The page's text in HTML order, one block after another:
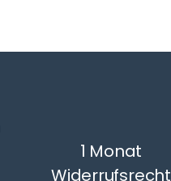
1 Monat
Widerrufsrecht